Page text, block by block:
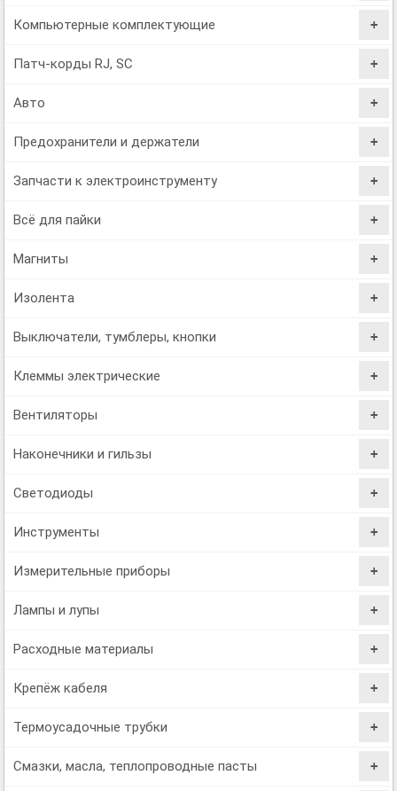
Компьютерные комплектующие
Патч-корды RJ, SC
Авто
Предохранители и держатели
Запчасти к электроинструменту
Всё для пайки
Магниты
Изолента
Выключатели, тумблеры, кнопки
Клеммы электрические
Вентиляторы
Наконечники и гильзы
Светодиоды
Инструменты
Измерительные приборы
Лампы и лупы
Расходные материалы
Крепёж кабеля
Термоусадочные трубки
Смазки, масла, теплопроводные пасты